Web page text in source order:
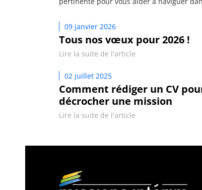
09 janvier 2026
Tous nos vœux pour 2026 !
Lire la suite de l'article
02 juillet 2025
Comment rédiger un CV
décrocher une mission
Lire la suite de l'article